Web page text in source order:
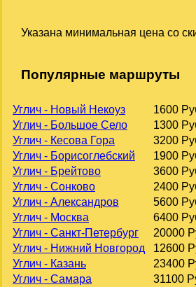
Указана минимальная цена со
Популярные маршруты
Углич - Новый Некоуз
1600
Углич - Большое Село
1300
Углич - Кесова Гора
3200
Углич - Борисоглебский
1900
Углич - Брейтово
3600
Углич - Сонково
2400
Углич - Александров
5600
Углич - Москва
6400
Углич - Санкт-Петербург
20000
Углич - Нижний Новгород
12600
Углич - Казань
23400
Углич - Самара
31100